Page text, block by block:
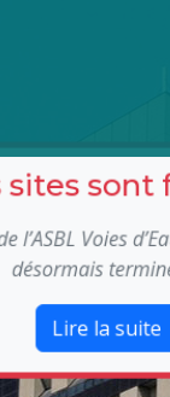
sites sont
l’ASBL Voies
désormais
Lire la suite